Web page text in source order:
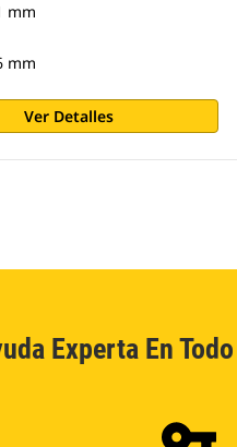
mm
mm
Ver Detalles
Experta En